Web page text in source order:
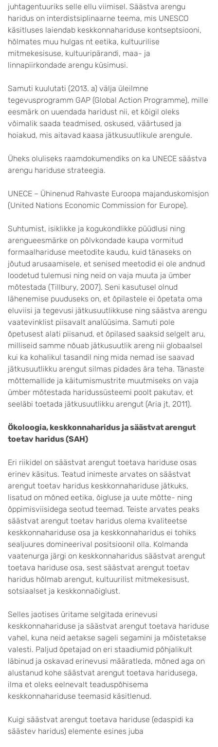
juhtagentuuriks selle ellu viimisel. Säästva arengu
haridus on interdistsiplinaarne teema, mis UNESCO
käsitluses laiendab keskkonnahariduse kontseptsiooni,
hõlmates muu hulgas nt eetika, kultuurilise
mitmekesisuse, kultuuripärandi, maa- ja
linnapiirkondade arengu küsimusi.
Samuti kuulutati (2013. a) välja üleilmne
tegevusprogramm GAP (Global Action Programme), mille
eesmärk on uuendada haridust nii, et kõigil oleks
võimalik saada teadmised, oskused, väärtused ja
hoiakud, mis aitavad kaasa jätkusuutlikule arengule.
Üheks oluliseks raamdokumendiks on ka UNECE säästva
arengu hariduse strateegia.
UNECE – Ühinenud Rahvaste Euroopa majanduskomisjon
(United Nations Economic Commission for Europe).
Suhtumist, isiklikke ja kogukondlikke püüdlusi ning
arengueesmärke on põlvkondade kaupa vormitud
formaalhariduse meetodite kaudu, kuid tänaseks on
jõutud arusaamisele, et senised meetodid ei ole andnud
loodetud tulemusi ning neid on vaja muuta ja ümber
mõtestada (Tillbury, 2007). Seni kasutusel olnud
lähenemise puuduseks on, et õpilastele ei õpetata oma
eluviisi ja tegevusi jätkusuutlikkuse ning säästva arengu
vaatevinklist piisavalt analüüsima. Samuti pole
õpetusest alati piisanud, et õpilased saaksid selgelt aru,
milliseid samme nõuab jätkusuutlik areng nii globaalsel
kui ka kohalikul tasandil ning mida nemad ise saavad
jätkusuutlikku arengut silmas pidades ära teha. Tänaste
mõttemallide ja käitumismustrite muutmiseks on vaja
ümber mõtestada haridussüsteemi poolt pakutav, et
seeläbi toetada jätkusuutlikku arengut (Aria jt, 2011).
Ökoloogia, keskkonnaharidus ja säästvat arengut
toetav haridus (SAH)
Eri riikidel on säästvat arengut toetava hariduse osas
erinev käsitus. Teatud inimeste arvates on säästvat
arengut toetav haridus keskkonnahariduse jätkuks,
lisatud on mõned eetika, õigluse ja uute mõtte- ning
õppimisviisidega seotud teemad. Teiste arvates peaks
säästvat arengut toetav haridus olema kvaliteetse
keskkonnahariduse osa ja keskkonnaharidus ei tohiks
sealjuures domineerival positsioonil olla. Kolmanda
vaatenurga järgi on keskkonnaharidus säästvat arengut
toetava hariduse osa, sest säästvat arengut toetav
haridus hõlmab arengut, kultuurilist mitmekesisust,
sotsiaalset ja keskkonnaõiglust.
Selles jaotises üritame selgitada erinevusi
keskkonnahariduse ja säästvat arengut toetava hariduse
vahel, kuna neid aetakse sageli segamini ja mõistetakse
valesti. Paljud õpetajad on eri staadiumid põhjalikult
läbinud ja oskavad erinevusi määratleda, mõned aga on
alustanud kohe säästvat arengut toetava haridusega,
ilma et oleks eelnevalt teaduspõhisema
keskkonnahariduse teemasid käsitlenud.
Kuigi säästvat arengut toetava hariduse (edaspidi ka
säästev haridus) elemente esines juba